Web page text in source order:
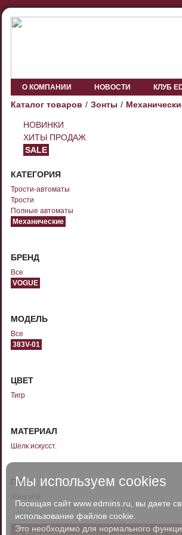
О КОМПАНИИ НОВОСТИ КЛУБ
Каталог товаров Зонты
НОВИНКИ
ХИТЫ ПРОДАЖ
SALE
КАТЕГОРИЯ
Трости-автоматы
Трости
Полные автоматы
Механические
БРЕНД
Все
VOGUE
МОДЕЛЬ
Все
383V-01
ЦВЕТ
Тигр
МАТЕРИАЛ
Шелк искусст.
ПОЛ
Мы используем cookies
Посещая сайт www.edmins.ru, вы даете
использование файлов cookie.
Это необходимо для нормального